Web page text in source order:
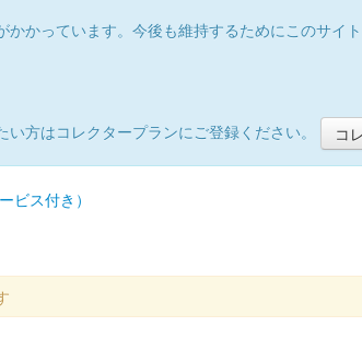
かっています。今後も維持するためにこのサ
方はコレクタープランにご登録ください。
コ
ビス付き）